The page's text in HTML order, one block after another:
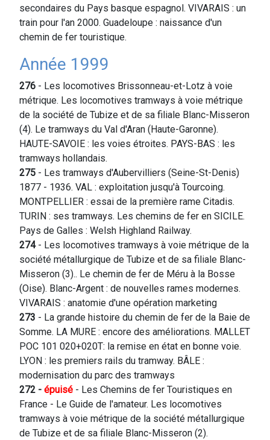
secondaires du Pays basque espagnol. VIVARAIS : un
train pour l'an 2000. Guadeloupe : naissance d'un
chemin de fer touristique.
Année 1999
276 - Les locomotives Brissonneau-et-Lotz à voie
métrique. Les locomotives tramways à voie métrique
de la société de Tubize et de sa filiale Blanc-Misseron
(4). Le tramways du Val d'Aran (Haute-Garonne).
HAUTE-SAVOIE : les voies étroites. PAYS-BAS : les
tramways hollandais.
275 - Les tramways d'Aubervilliers (Seine-St-Denis)
1877 - 1936. VAL : exploitation jusqu'à Tourcoing.
MONTPELLIER : essai de la première rame Citadis.
TURIN : ses tramways. Les chemins de fer en SICILE.
Pays de Galles : Welsh Highland Railway.
274- Les locomotives tramways à voie métrique de la
société métallurgique de Tubize et de sa filiale Blanc-
Misseron (3).. Le chemin de fer de Méru à la Bosse
(Oise). Blanc-Argent : de nouvelles rames modernes.
VIVARAIS : anatomie d'une opération marketing
273 - La grande histoire du chemin de fer de la Baie de
Somme. LA MURE : encore des améliorations. MALLET
POC 101 020+020T: la remise en état en bonne voie.
LYON : les premiers rails du tramway. BÂLE :
modernisation du parc des tramways
272 - épuisé - Les Chemins de fer Touristiques en
France - Le Guide de l'amateur. Les locomotives
tramways à voie métrique de la société métallurgique
de Tubize et de sa filiale Blanc-Misseron (2).